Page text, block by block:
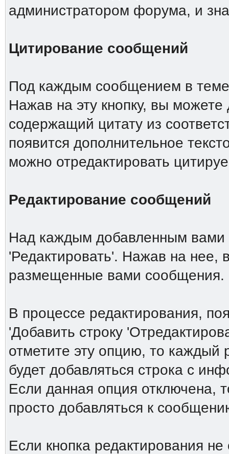
администратором форума, и
Цитирование сообщений
Под каждым сообщением в
Нажав на эту кнопку, вы
содержащий цитату из
появится дополнительное
можно отредактировать
Редактирование сообщений
Над каждым добавленным вами
'Редактировать'. Нажав на нее,
размещенные вами сообщения.
В процессе редактирования,
'Добавить строку
отметите эту опцию, то каждый
будет добавляться строка с
Если данная опция отключена,
просто добавляться к
Если кнопка редактирования